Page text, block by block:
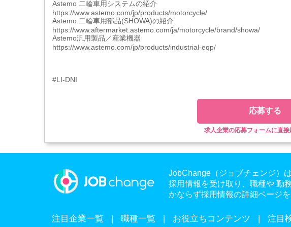
Astemo 二輪車用システムの紹介
https://www.astemo.com/jp/products/motorcycle/
Astemo 二輪車用部品(SHOWA)の紹介
https://www.aftermarket.astemo.com/ja/motorcycle/brand/showa/
Astemo汎用製品／産業機器
https://www.astemo.com/jp/products/industrial-eqp/
#LI-DNI
応募する
求人企業の応募フォームに直
JobChange（ジョブチェンジ）
採用情報を受け取り、職種や 勤
かならず採用情報の詳細ページ
注目企業一覧 職種一覧 お役立ちコンテンツ 注目